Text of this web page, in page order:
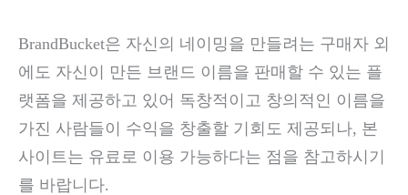
BrandBucket은 자신의 네이밍을 만들려는 구매자 외
에도 자신이 만든 브랜드 이름을 판매할 수 있는 플
랫폼을 제공하고 있어 독창적이고 창의적인 이름을
가진 사람들이 수익을 창출할 기회도 제공되나, 본
사이트는 유료로 이용 가능하다는 점을 참고하시기
를 바랍니다.